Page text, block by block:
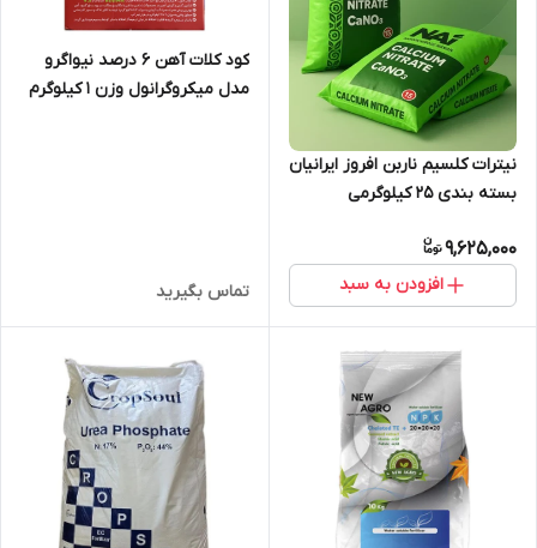
نیترات کلسیم ناربن افروز ایرانیان
بسته بندی 25 کیلوگرمی
9,625,000
افزودن به سبد
کود کلات آهن 6 درصد نیواگرو
مدل میکروگرانول وزن 1 کیلوگرم
تماس بگیرید